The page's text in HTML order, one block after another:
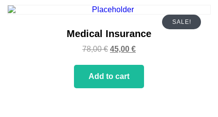
SALE!
Medical Insurance
78,00€ 45,00 €
Add to cart